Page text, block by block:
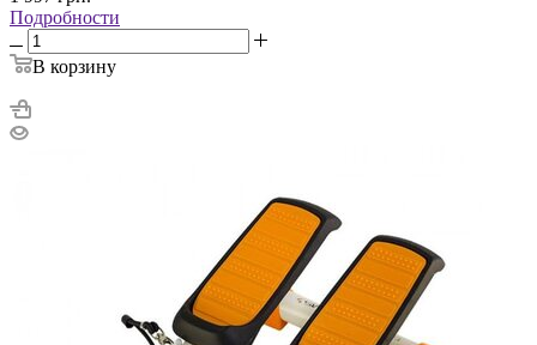
Подробности
В корзину